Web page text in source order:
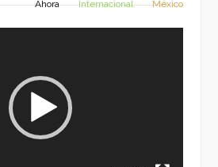
Ahora
Internacional México